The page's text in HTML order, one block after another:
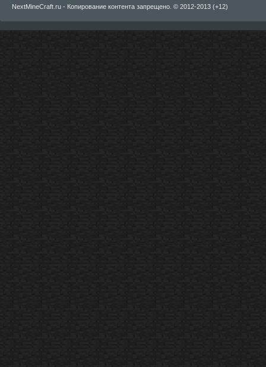
NextMineCraft.ru - Копирование контента запрещено. © 2012-2013 (+12)